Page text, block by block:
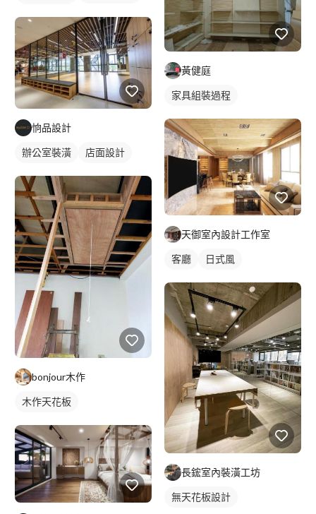
恦品設計
辦公室裝潢 店面設計
bonjour木作
木作天花板
黃健庭
家具組裝過程
天御室內設計工作室
客廳 日式風
長鋐室內裝潢工坊
無天花板設計